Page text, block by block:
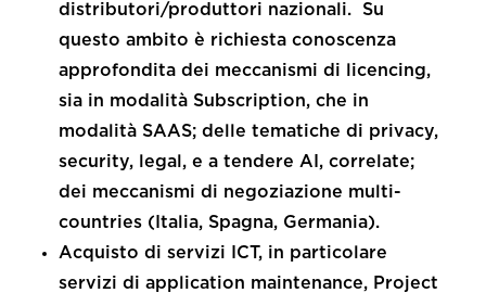
distributori/produttori nazionali. Su
questo ambito è richiesta conoscenza
approfondita dei meccanismi di licencing,
sia in modalità Subscription, che in
modalità SAAS; delle tematiche di privacy,
security, legal, e a tendere AI, correlate;
dei meccanismi di negoziazione multi-
countries (Italia, Spagna, Germania).
Acquisto di servizi ICT, in particolare
servizi di application maintenance, Project